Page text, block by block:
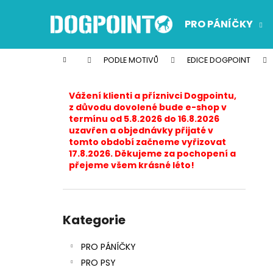
PRO PÁNÍČKY
Domů PODLE MOTIVŮ EDICE DOGPOINT
Vážení klienti a příznivci Dogpointu,
z důvodu dovolené bude e-shop v
termínu od 5.8.2026 do 16.8.2026
uzavřen a objednávky přijaté v
tomto období začneme vyřizovat
17.8.2026. Děkujeme za pochopení a
přejeme všem krásné léto!
kategorie
Kategorie
PRO PÁNÍČKY
PRO PSY
í
Zpět
do
Zpět
do